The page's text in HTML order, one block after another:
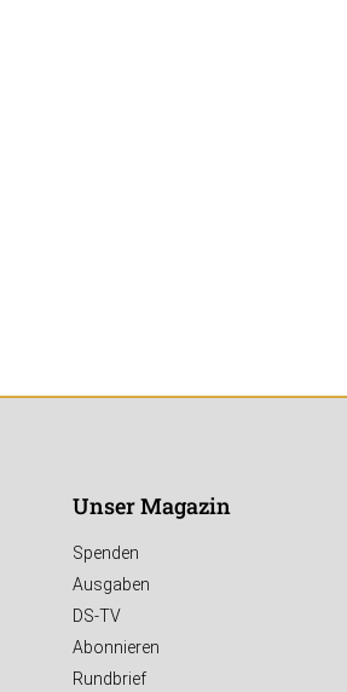
Unser Magazin
Spenden
Ausgaben
DS-TV
Abonnieren
Rundbrief